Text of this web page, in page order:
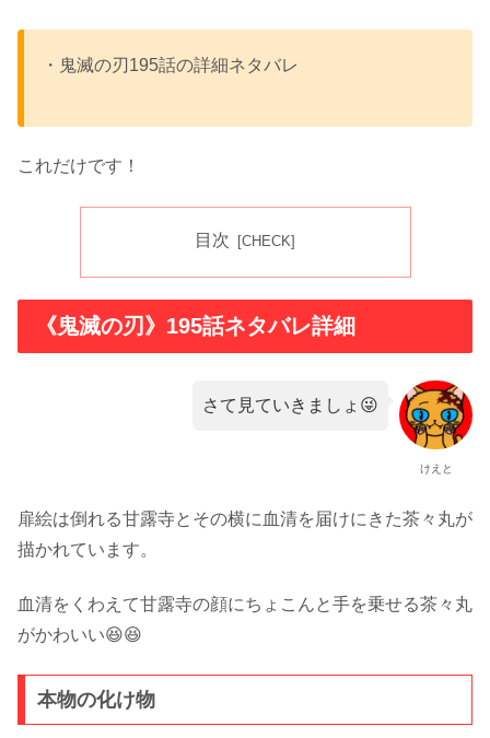
・鬼滅の刃195話の詳細ネタバレ
これだけです！
目次
《鬼滅の刃》195話ネタバレ詳細
けえと
さて見ていきましょ😜
扉絵は倒れる甘露寺とその横に血清を届けにきた茶々丸が
描かれています。
血清をくわえて甘露寺の顔にちょこんと手を乗せる茶々丸
がかわいい😆😆
本物の化け物